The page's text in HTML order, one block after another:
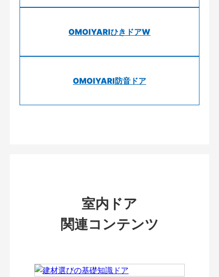
OMOIYARIひきドアW
OMOIYARI防音ドア
室内ドア
関連コンテンツ